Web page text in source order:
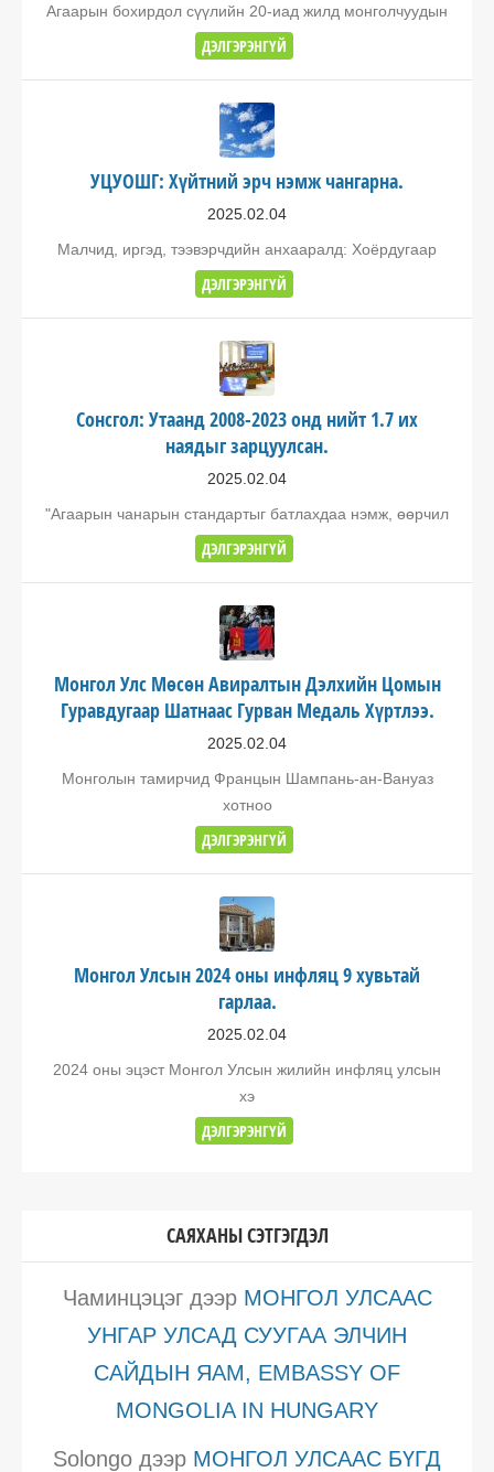
Агаарын бохирдол сүүлийн 20-иад жилд монголчуудын
ДЭЛГЭРЭНГҮЙ
УЦУОШГ: Хүйтний эрч нэмж чангарна.
2025.02.04
Малчид, иргэд, тээвэрчдийн анхааралд: Хоёрдугаар
ДЭЛГЭРЭНГҮЙ
Сонсгол: Утаанд 2008-2023 онд нийт 1.7 их
наядыг зарцуулсан.
2025.02.04
"Агаарын чанарын стандартыг батлахдаа нэмж, өөрчил
ДЭЛГЭРЭНГҮЙ
Монгол Улс Мөсөн Авиралтын Дэлхийн Цомын
Гуравдугаар Шатнаас Гурван Медаль Хүртлээ.
2025.02.04
Монголын тамирчид Францын Шампань-ан-Вануаз
хотноо
ДЭЛГЭРЭНГҮЙ
Монгол Улсын 2024 оны инфляц 9 хувьтай
гарлаа.
2025.02.04
2024 оны эцэст Монгол Улсын жилийн инфляц улсын
хэ
ДЭЛГЭРЭНГҮЙ
САЯХАНЫ СЭТГЭГДЭЛ
Чаминцэцэгдээр МОНГОЛ УЛСААС
УНГАР УЛСАД СУУГАА ЭЛЧИН
САЙДЫН ЯАМ, EMBASSY OF
MONGOLIA IN HUNGARY
Solongo дээр МОНГОЛ УЛСААС БҮГД